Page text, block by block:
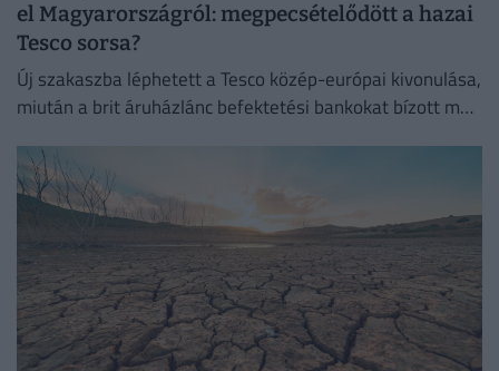
el Magyarországról: megpecsételődött a hazai
Tesco sorsa?
Új szakaszba léphetett a Tesco közép-európai kivonulása,
miután a brit áruházlánc befektetési bankokat bízott meg